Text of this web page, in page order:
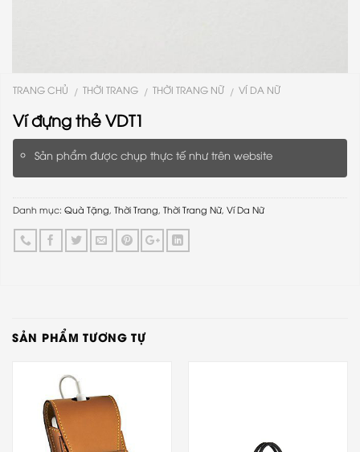
TRANG CHỦ / THỜI TRANG / THỜI TRANG NỮ / VÍ DA NỮ
Ví đựng thẻ VDT1
Sản phẩm được chụp thực tế như trên website
Danh mục: Quà Tặng Thời Trang Thời Trang Nữ Ví Da Nữ
SẢN PHẨM TƯƠNG TỰ